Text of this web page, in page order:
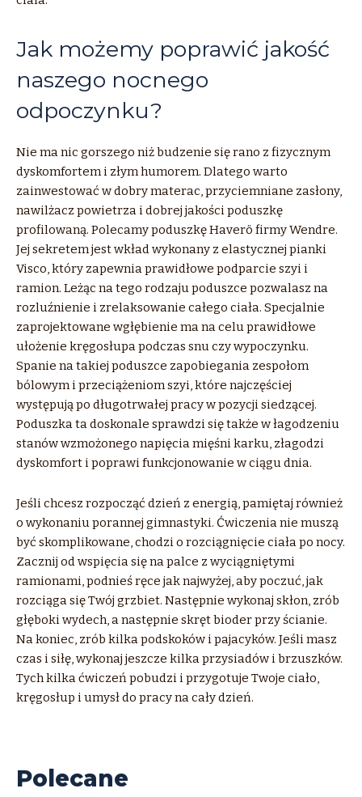
Jak możemy poprawić jakość
naszego nocnego
odpoczynku?
Nie ma nic gorszego niż budzenie się rano z fizycznym
dyskomfortem i złym humorem. Dlatego warto
zainwestować w dobry materac, przyciemniane zasłony,
nawilżacz powietrza i dobrej jakości poduszkę
profilowaną. Polecamy poduszkę Haverö firmy Wendre.
Jej sekretem jest wkład wykonany z elastycznej pianki
Visco, który zapewnia prawidłowe podparcie szyi i
ramion. Leżąc na tego rodzaju poduszce pozwalasz na
rozluźnienie i zrelaksowanie całego ciała. Specjalnie
zaprojektowane wgłębienie ma na celu prawidłowe
ułożenie kręgosłupa podczas snu czy wypoczynku.
Spanie na takiej poduszce zapobiegania zespołom
bólowym i przeciążeniom szyi, które najczęściej
występują po długotrwałej pracy w pozycji siedzącej.
Poduszka ta doskonale sprawdzi się także w łagodzeniu
stanów wzmożonego napięcia mięśni karku, złagodzi
dyskomfort i poprawi funkcjonowanie w ciągu dnia.
Jeśli chcesz rozpocząć dzień z energią, pamiętaj również
o wykonaniu porannej gimnastyki. Ćwiczenia nie muszą
być skomplikowane, chodzi o rozciągnięcie ciała po nocy.
Zacznij od wspięcia się na palce z wyciągniętymi
ramionami, podnieś ręce jak najwyżej, aby poczuć, jak
rozciąga się Twój grzbiet. Następnie wykonaj skłon, zrób
głęboki wydech, a następnie skręt bioder przy ścianie.
Na koniec, zrób kilka podskoków i pajacyków. Jeśli masz
czas i siłę, wykonaj jeszcze kilka przysiadów i brzuszków.
Tych kilka ćwiczeń pobudzi i przygotuje Twoje ciało,
kręgosłup i umysł do pracy na cały dzień.
Polecane